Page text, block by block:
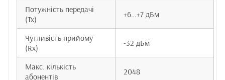
Потужність передачі
(Tx)
+6…+7 дБм
Чутливість прийому
(Rx)
-32 дБм
Макс. кількість
абонентів
2048